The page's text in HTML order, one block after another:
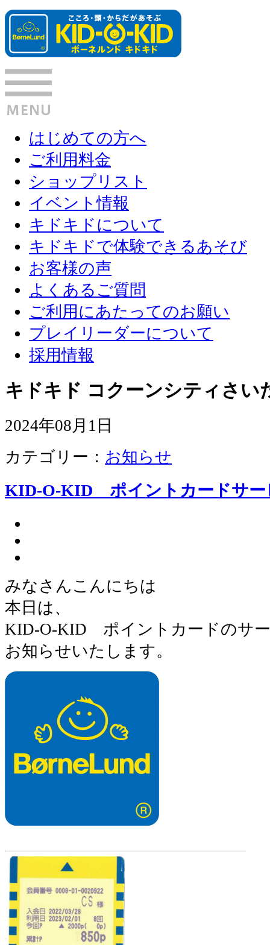
はじめての方へ
ご利用料金
ショップリスト
イベント情報
キドキドについて
キドキドで体験できるあそび
お客様の声
よくあるご質問
ご利用にあたってのお願い
プレイリーダーについて
採用情報
キドキド コクーンシティさい
2024年08月1日
カテゴリー： お知らせ
KID-O-KID ポイントカードサー
みなさんこんにちは
本日は、
KID-O-KID ポイントカードのサ
お知らせいたします。